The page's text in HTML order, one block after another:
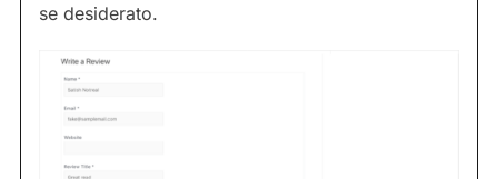
se desiderato.